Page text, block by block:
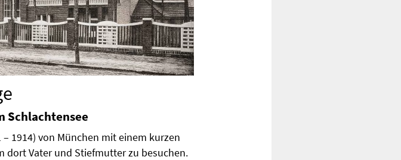
Schlachtensee
1914) von München mit einem kurzen
dort Vater und Stiefmutter zu besuchen.